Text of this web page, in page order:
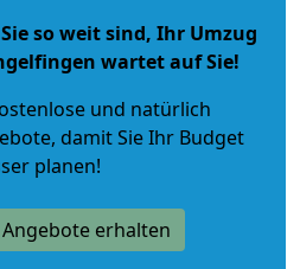
so weit sind, Ihr Umzug
wartet auf Sie!
und natürlich
, damit Sie Ihr Budget
planen!
erhalten